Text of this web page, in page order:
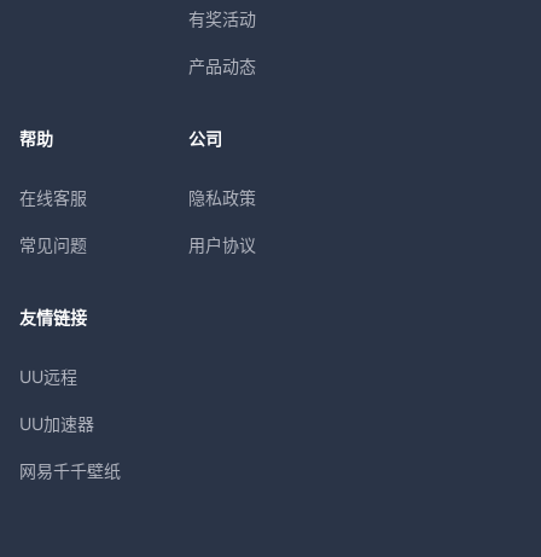
有奖活动
产品动态
帮助
在线客服
常见问题
公司
隐私政策
用户协议
友情链接
UU远程
UU加速器
网易千千壁纸